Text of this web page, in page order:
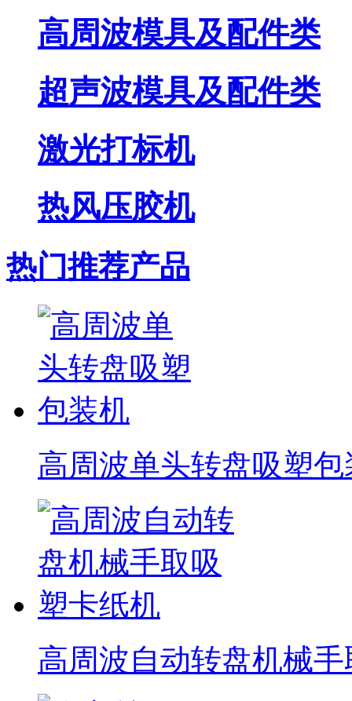
高周波模具及配件类
超声波模具及配件类
激光打标机
热风压胶机
热门推荐产品
高周波单头转盘吸塑包
高周波自动转盘机械